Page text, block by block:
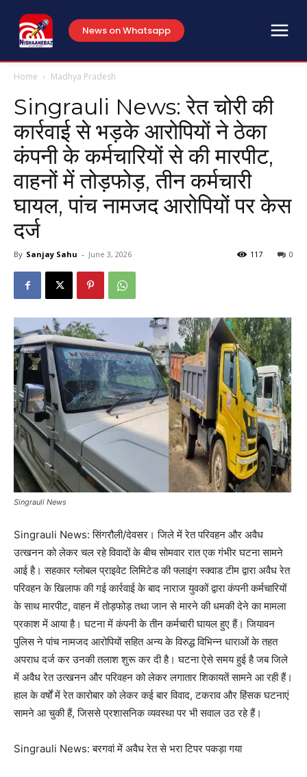
News on Whatsapp
Home Madhya Pradesh
Singrauli News: रेत चोरी की
कार्रवाई से भड़के आरोपियों ने ठेका
कंपनी के कर्मचारियों से की मारपीट,
वाहनों में तोड़फोड़, तीन कर्मचारी
घायल, पांच नामजद आरोपियों पर केस
दर्ज
By Sanjay Sahu - June 3, 2026 0
117
Singrauli News
Singrauli News: सिंगरौली/देवसर। जिले में रेत परिवहन और अवैध
उत्खनन को लेकर चल रहे विवादों के बीच सोमवार रात एक गंभीर घटना सामने
आई है। सहकार ग्लोबल प्राइवेट लिमिटेड की फ्लाइंग स्क्वाड टीम द्वारा अवैध रेत
परिवहन के खिलाफ की गई कार्रवाई के बाद नाराज युवकों द्वारा कंपनी कर्मचारियों
के साथ मारपीट, वाहन में तोड़फोड़ तथा जान से मारने की धमकी देने का मामला
प्रकाश में आया है। घटना में कंपनी के तीन कर्मचारी घायल हुए हैं। जियावन
पुलिस ने पांच नामजद आरोपियों सहित अन्य के विरुद्ध विभिन्न धाराओं के तहत
अपराध दर्ज कर उनकी तलाश शुरू कर दी है। घटना ऐसे समय हुई है जब जिले
में अवैध रेत उत्खनन और परिवहन को लेकर लगातार शिकायतें सामने आ रही हैं।
हाल के वर्षों में रेत कारोबार को लेकर कई बार विवाद, टकराव और हिंसक घटनाएं
सामने आ चुकी हैं, जिससे प्रशासनिक व्यवस्था पर भी सवाल उठ रहे हैं।
Singrauli News: बरगवां में अवैध रेत से भरा टिपर पकड़ा गया